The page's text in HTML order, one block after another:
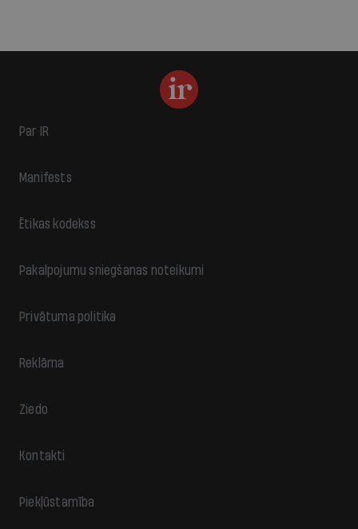
Par IR
Manifests
Ētikas kodekss
Pakalpojumu sniegšanas noteikumi
Privātuma politika
Reklāma
Ziedo
Kontakti
Piekļūstamība